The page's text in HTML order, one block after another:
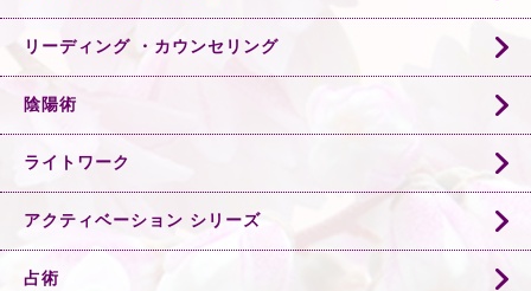
リーディング ・カウンセリング
陰陽術
ライトワーク
アクティベーション シリーズ
占術